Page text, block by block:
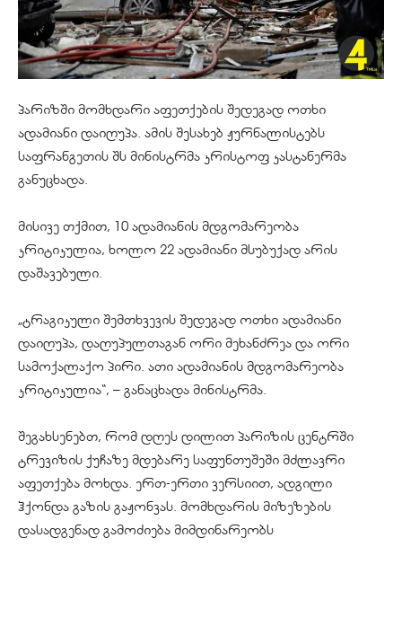
პარიზში მომხდარი აფეთქების შედეგად ოთხი
ადამიანი დაიღუპა. ამის შესახებ ჟურნალისტებს
საფრანგეთის შს მინისტრმა კრისტოფ კასტანერმა
განუცხადა.
მისივე თქმით, 10 ადამიანის მდგომარეობა
კრიტიკულია, ხოლო 22 ადამიანი მსუბუქად არის
დაშავებული.
„ტრაგიკული შემთხვევის შედეგად ოთხი ადამიანი
დაიღუპა, დაღუპულთაგან ორი მეხანძრეა და ორი
სამოქალაქო პირი. ათი ადამიანის მდგომარეობა
კრიტიკულია“, – განაცხადა მინისტრმა.
შეგახსენებთ, რომ დღეს დილით პარიზის ცენტრში
ტრევიზის ქუჩაზე მდებარე საფუნთუშეში მძლავრი
აფეთქება მოხდა. ერთ-ერთი ვერსიით, ადგილი
ჰქონდა გაზის გაჟონვას. მომხდარის მიზეზების
დასადგენად გამოძიება მიმდინარეობს